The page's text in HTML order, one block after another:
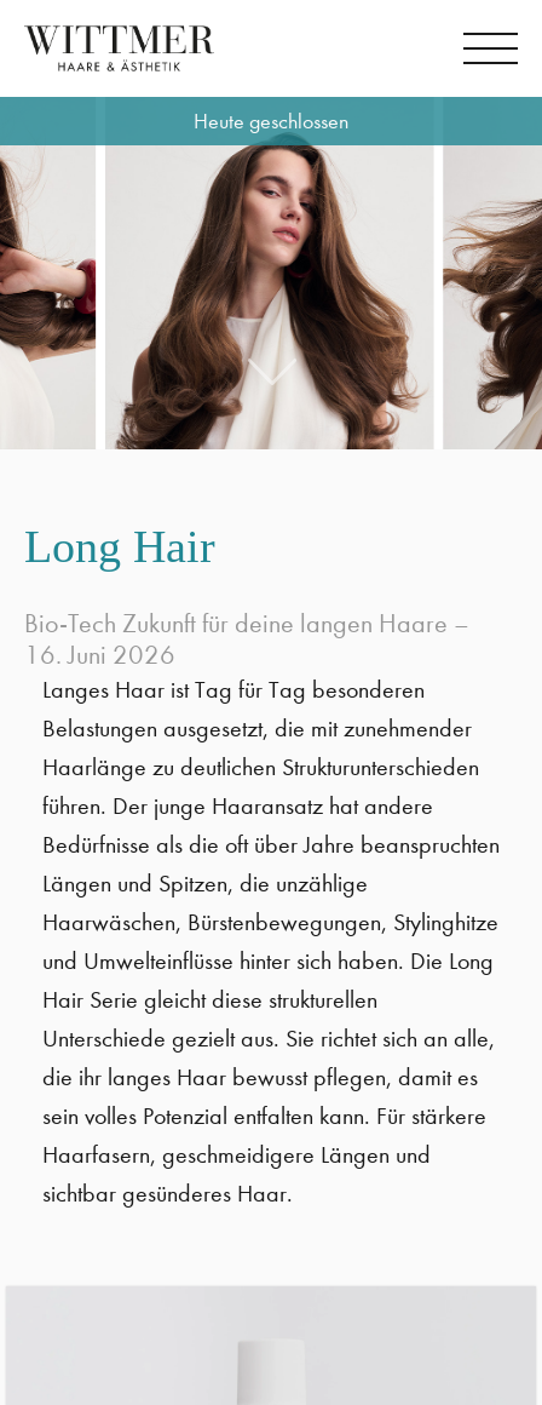
Heute geschlossen
Long Hair
Bio-Tech Zukunft für deine langen Haare –
16. Juni 2026
Langes Haar ist Tag für Tag besonderen
Belastungen ausgesetzt, die mit zunehmender
Haarlänge zu deutlichen Strukturunterschieden
führen. Der junge Haaransatz hat andere
Bedürfnisse als die oft über Jahre beanspruchten
Längen und Spitzen, die unzählige
Haarwäschen, Bürstenbewegungen, Stylinghitze
und Umwelteinflüsse hinter sich haben. Die Long
Hair Serie gleicht diese strukturellen
Unterschiede gezielt aus. Sie richtet sich an alle,
die ihr langes Haar bewusst pflegen, damit es
sein volles Potenzial entfalten kann. Für stärkere
Haarfasern, geschmeidigere Längen und
sichtbar gesünderes Haar.